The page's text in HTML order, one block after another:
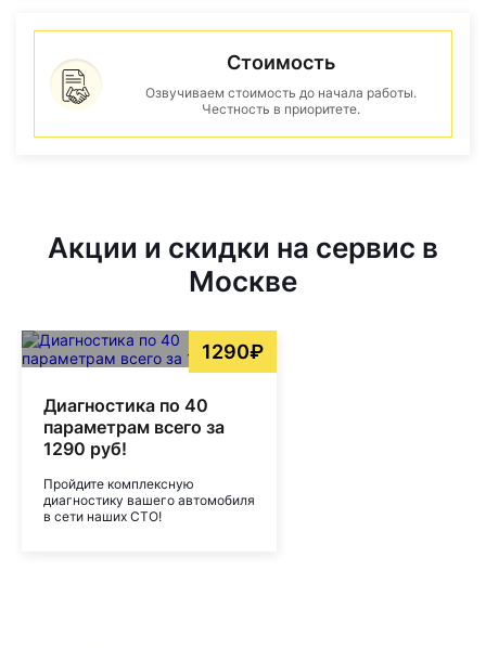
Стоимость
Озвучиваем стоимость до начала работы.
Честность в приоритете.
Акции и скидки на сервис в
Москве
1290₽
Диагностика по 40
параметрам всего за
1290 руб!
Пройдите комплексную
диагностику вашего автомобиля
в сети наших СТО!